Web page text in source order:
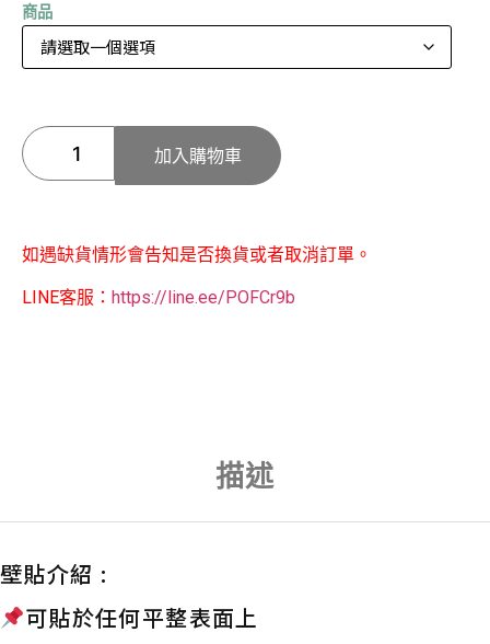
商品
加入購物車
如遇缺貨情形會告知是否換貨或者取消訂單。
LINE客服： https://line.ee/POFCr9b
描述
壁貼介紹 :
可貼於任何平整表面上